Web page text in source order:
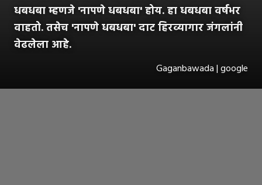
धबधबा म्हणजे 'नापणे धबधबा' होय. हा धबधबा वर्षभर
वाहतो. तसेच 'नापणे धबधबा' दाट हिरव्यागार जंगलांनी
वेढलेला आहे.
Gaganbawada | google